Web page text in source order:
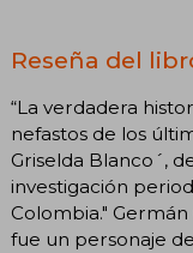
Reseña del
“La verdadera
nefastos de los
Griselda Blanco´,
investigación
Colombia."
fue un personaje